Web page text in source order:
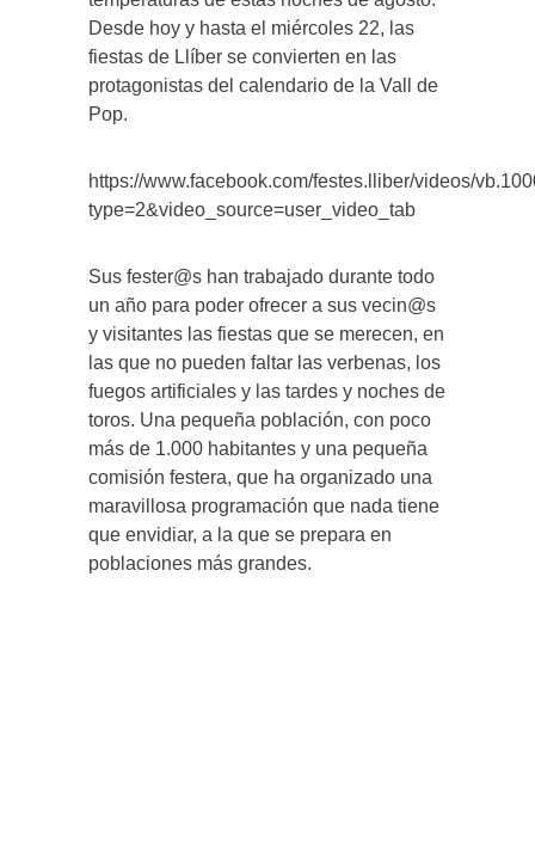
Desde hoy y hasta el miércoles 22, las
fiestas de Llíber se convierten en las
protagonistas del calendario de la Vall de
Pop.
https://www.facebook.com/festes.lliber/videos/
type=2&video_source=user_video_tab
Sus fester@s han trabajado durante todo
un año para poder ofrecer a sus vecin@s
y visitantes las fiestas que se merecen, en
las que no pueden faltar las verbenas, los
fuegos artificiales y las tardes y noches de
toros. Una pequeña población, con poco
más de 1.000 habitantes y una pequeña
comisión festera, que ha organizado una
maravillosa programación que nada tiene
que envidiar, a la que se prepara en
poblaciones más grandes.